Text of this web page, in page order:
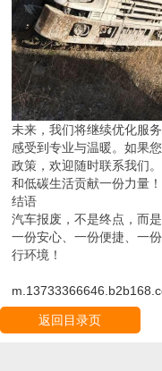
未来，我们将继续优化服
感受到专业与温暖。如果
政策，欢迎随时联系我们
和低碳生活贡献一份力量！
结语
汽车报废，不是终点，而
一份安心、一份便捷、一
行环境！
返回目录页